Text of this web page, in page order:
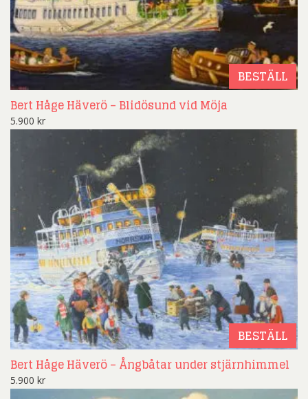
BESTÄLL
Bert Håge Häverö – Blidösund vid Möja
5.900 kr
BESTÄLL
Bert Håge Häverö – Ångbåtar under stjärnhimmel
5.900 kr